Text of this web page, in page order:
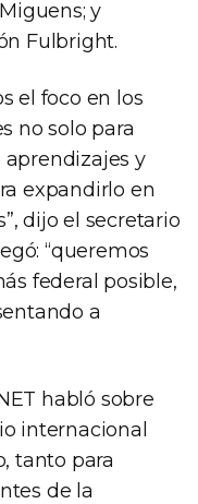
y
Fulbright.
el foco en los
no solo para
aprendizajes y
expandirlo en
dijo el secretario
“queremos
federal posible,
a
habló sobre
internacional
tanto para
de la